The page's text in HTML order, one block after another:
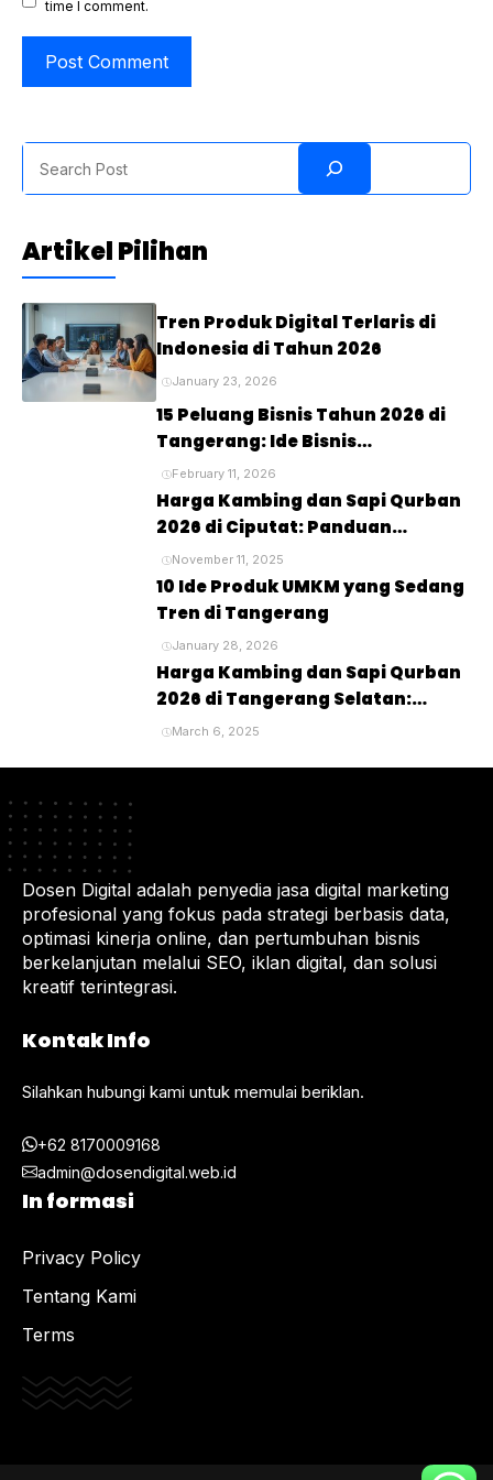
time I comment.
Artikel Pilihan
Tren Produk Digital Terlaris di
Indonesia di Tahun 2026
January 23, 2026
15 Peluang Bisnis Tahun 2026 di
Tangerang: Ide Bisnis
Menjanjikan untuk Masa Depan
February 11, 2026
Harga Kambing dan Sapi Qurban
2026 di Ciputat: Panduan
Lengkap untuk Perayaan Idul
Adha
November 11, 2025
10 Ide Produk UMKM yang Sedang
Tren di Tangerang
January 28, 2026
Harga Kambing dan Sapi Qurban
2026 di Tangerang Selatan:
Panduan Lengkap untuk Pembeli
March 6, 2025
Dosen Digital adalah penyedia jasa digital marketing
profesional yang fokus pada strategi berbasis data,
optimasi kinerja online, dan pertumbuhan bisnis
berkelanjutan melalui SEO, iklan digital, dan solusi
kreatif terintegrasi.
Kontak Info
Silahkan hubungi kami untuk memulai beriklan.
+62 8170009168
admin@dosendigital.web.id
In formasi
Privacy Policy
Tentang Kami
Terms